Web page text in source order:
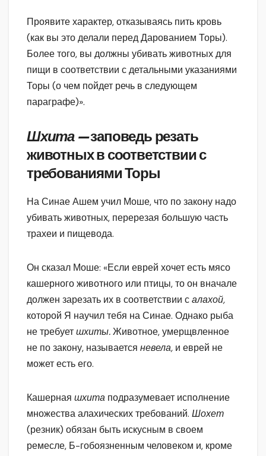
Проявите характер, отказываясь пить кровь
(как вы это делали перед Дарованием Торы).
Более того, вы должны убивать животных для
пищи в соответствии с детальными указаниями
Торы (о чем пойдет речь в следующем
параграфе)».
Шхита —заповедь резать
животных в соответствии с
требованиями Торы
На Синае Ашем учил Моше, что по закону надо
убивать животных, перерезая большую часть
трахеи и пищевода.
Он сказал Моше: «Если еврей хочет есть мясо
кашерного животного или птицы, то он вначале
должен зарезать их в соответствии салахой,
которой Я научил тебя на Синае. Однако рыба
не требуетшхиты.Животное, умерщвленное
не по закону, называется невела, и еврей не
может есть его.
Кашерная шхита подразумевает исполнение
множества алахических требований. Шохет
(резник) обязан быть искусным в своем
ремесле, Б-гобоязненным человеком и, кроме